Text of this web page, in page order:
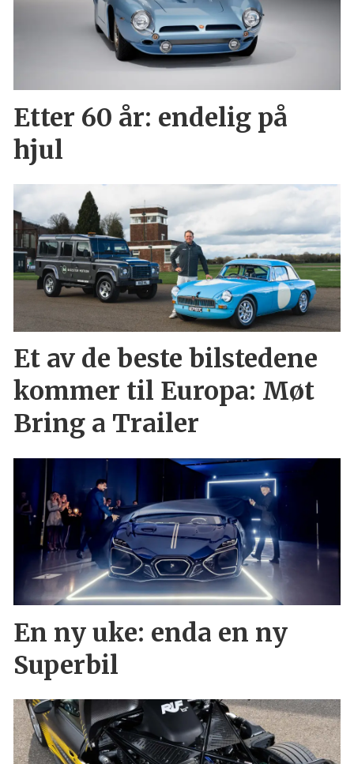
Etter 60 år: endelig på
hjul
Et av de beste bilstedene
kommer til Europa: Møt
Bring a Trailer
En ny uke: enda en ny
Superbil